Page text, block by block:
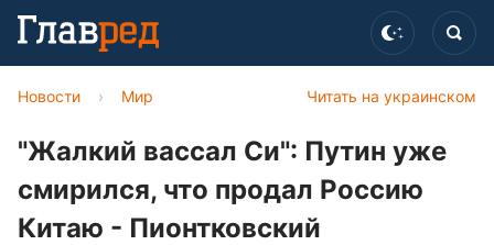
Читать на украинском
Новости › Мир
"Жалкий вассал Си": Путин уже
смирился, что продал Россию
Китаю - Пионтковский